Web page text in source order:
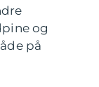
og
på